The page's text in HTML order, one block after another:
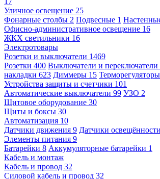
Уличное освещение 25
Фонарные столбы 2 Подвесные 1
Офисно-административное освещение 16
ЖКХ светильники 16
Электротовары
Розетки и выключатели 1469
Розетки 400 Выключатели и переключатели
накладки 623 Диммеры 15 Терморегуляторы
Устройства защиты и счетчики 101
Автоматические выключатели 99 УЗО 2
Щитовое оборудование 30
Щиты и боксы 30
Автоматизация 10
Датчики движения 9 Датчики освещённости
Элементы питания 9
Батарейки 8 Аккумуляторные батарейки 1
Кабель и монтаж
Кабель и провод 32
Силовой кабель и провод 32